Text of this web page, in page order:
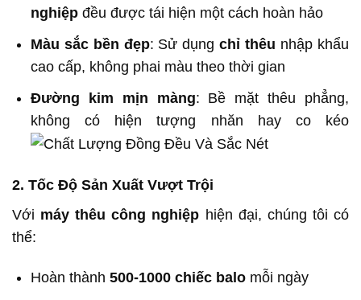
nghiệpđều được tái hiện một cách hoàn hảo
Màu sắc bền đẹp: Sử dụngchỉ thêu nhập khẩu
cao cấp, không phai màu theo thời gian
Đường kim mịn màng: Bề mặt thêu phẳng,
không có hiện tượng nhăn hay co kéo
2. Tốc Độ Sản Xuất Vượt Trội
Với máy thêu công nghiệp hiện đại, chúng tôi có
thể:
Hoàn thành 500-1000 chiếc balomỗi ngày